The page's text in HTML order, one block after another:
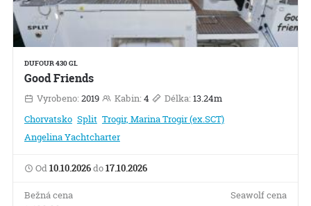
DUFOUR 430 GL
Good Friends
Vyrobeno: 2019 Kabin: 4 Délka: 13.24m
Chorvatsko Split Trogir, Marina Trogir (ex.SCT)
Angelina Yachtcharter
Od10.10.2026do17.10.2026
Bežná cena Seawolf cena